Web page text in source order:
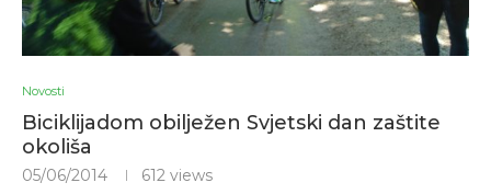
Novosti
Biciklijadom obilježen Svjetski dan zaštite
okoliša
05/06/2014 612 views